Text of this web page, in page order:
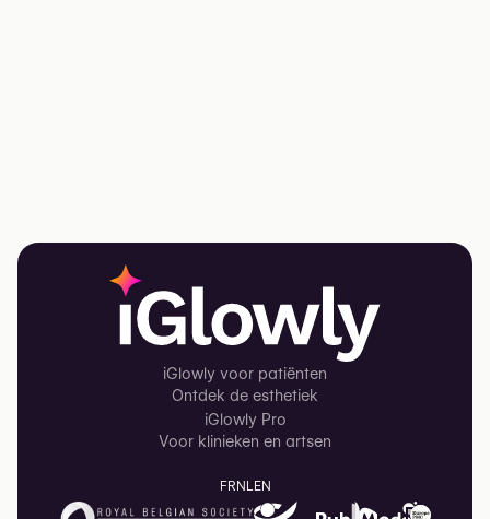
iGlowly voor patiënten
Ontdek de esthetiek
iGlowly Pro
Voor klinieken en artsen
FRNLEN